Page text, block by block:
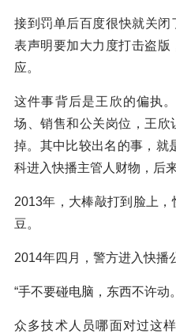
接到罚单后百度很快就关
表声明要加大力度打击盗版
应。
这件事背后是王欣的偏执
场、销售和公关岗位，王
掉。其中比较出名的事，就
科进入快播主管人财物，后
2013年，大棒敲打到脸上
豆。
2014年四月，警方进入快播
“手不要碰电脑，东西不许动
众多技术人员哪面对过这